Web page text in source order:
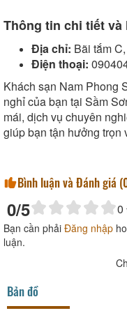
Thông tin chi tiết
Địa chỉ: Bãi tắm
Điện thoại:
Khách sạn Nam Phong
nghỉ của bạn tại Sầm
mái, dịch vụ chuyên
giúp bạn tận hưởng trọn
Bình luận và Đánh giá (
0/5 0
Bạn cần phải Đăng nhập
luận.
Bản đồ